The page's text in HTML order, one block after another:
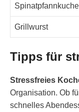
Grillwurst
Tipps für
Stressfreies
Organisation. Ob
schnelles